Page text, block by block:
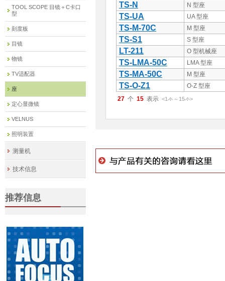
TS-N N 型座
TS-UA UA 型座
TS-M-70C M 型座
TS-S1 S 型座
LT-211 O 型机械座
TS-LMA-50C LMA 型座
TS-MA-50C M 型座
TS-O-Z1
O-Z 型座
27
15 <1件 ～ 15件>
TOOL SCOPE 目镜＋C卡口
型
刻度板
目镜
物镜
TV适配器
座
定心显微镜
VELNUS
照明装置
测量机
技术信息
推荐信息